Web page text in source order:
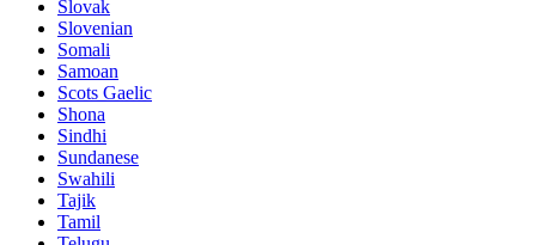
Slovak
Slovenian
Somali
Samoan
Scots Gaelic
Shona
Sindhi
Sundanese
Swahili
Tajik
Tamil